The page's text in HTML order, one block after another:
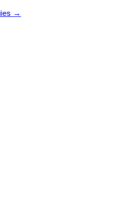
→